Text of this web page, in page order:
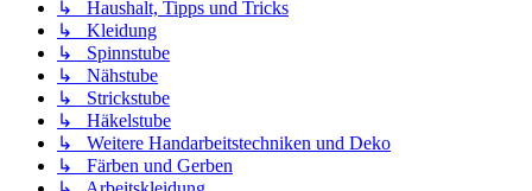
↳ Haushalt, Tipps und Tricks
↳ Kleidung
↳ Spinnstube
↳ Nähstube
↳ Strickstube
↳ Häkelstube
↳ Weitere Handarbeitstechniken und Deko
↳ Färben und Gerben